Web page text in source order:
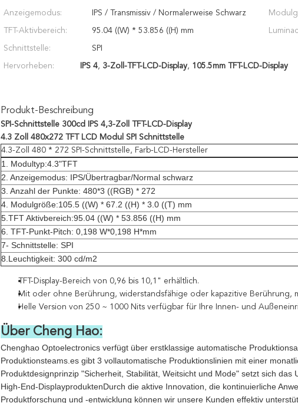
Anzeigemodus: IPS / Transmissiv / Normalerweise Schwarz
TFT-Aktivbereich: 95.04 ((W) * 53.856 ((H) mm
Schnittstelle: SPI
Hervorheben: IPS 4, 3-Zoll-TFT-LCD-Display, 105.5mm TFT-LCD-Display
Produkt-Beschreibung
SPI-Schnittstelle 300cd IPS 4,3-Zoll TFT-LCD-Display
4.3 Zoll 480x272 TFT LCD Modul SPI Schnittstelle
4.3-Zoll 480 * 272 SPI-Schnittstelle, Farb-LCD-Hersteller
1. Modultyp:4.3"TFT
2. Anzeigemodus: IPS/Übertragbar/Normal schwarz
3. Anzahl der Punkte: 480*3 ((RGB) * 272
4. Modulgröße:105.5 ((W) * 67.2 ((H) * 3.0 ((T) mm
5.TFT Aktivbereich:95.04 ((W) * 53.856 ((H) mm
6. TFT-Punkt-Pitch: 0,198 W*0,198 H*mm
7- Schnittstelle: SPI
8.Leuchtigkeit: 300 cd/m2
TFT-Display-Bereich von 0,96 bis 10,1" erhältlich.
Mit oder ohne Berührung, widerstandsfähige oder kapazitive Berührung,
Helle Version von 250 ~ 1000 Nits verfügbar für Ihre Innen- und
Über Cheng Hao:
Chenghao Optoelectronics verfügt über erstklassige automatische
Produktionsteams.es gibt 3 vollautomatische Produktionslinien mit einer
Produktdesignprinzip "Sicherheit, Stabilität, Weitsicht und Mode" setzt sich
High-End-DisplayproduktenDurch die aktive Innovation, die kontinuierliche
Produktforschung und -entwicklung können wir unsere Kunden effektiv